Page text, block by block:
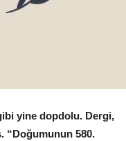
yine dopdolu. Dergi,
“Doğumunun 580.